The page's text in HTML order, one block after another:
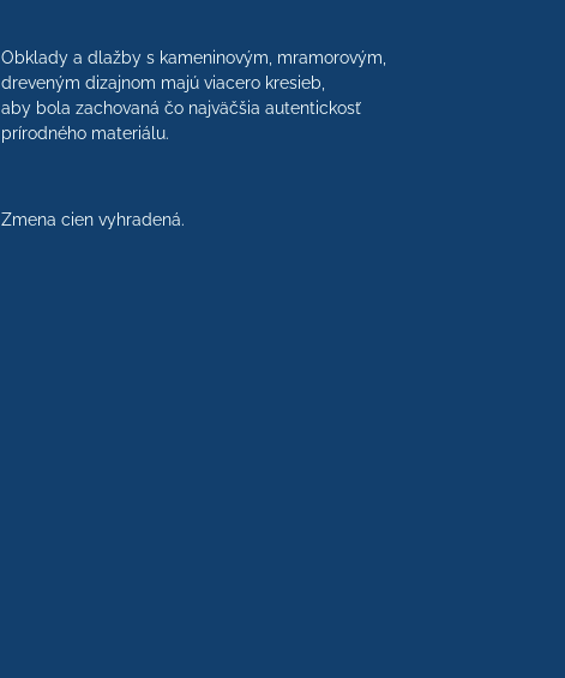
Obklady a dlažby s kameninovým, mramorovým,
dreveným dizajnom majú viacero kresieb,
aby bola zachovaná čo najväčšia autentickosť
prírodného materiálu.
Zmena cien vyhradená.